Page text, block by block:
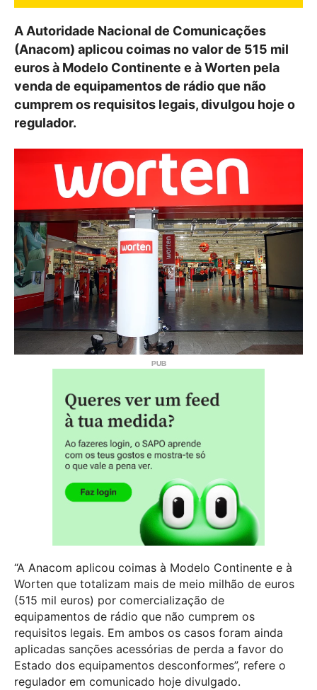
A Autoridade Nacional de Comunicações
(Anacom) aplicou coimas no valor de 515 mil
euros à Modelo Continente e à Worten pela
venda de equipamentos de rádio que não
cumprem os requisitos legais, divulgou hoje o
regulador.
“A Anacom aplicou coimas à Modelo Continente e à
Worten que totalizam mais de meio milhão de euros
(515 mil euros) por comercialização de
equipamentos de rádio que não cumprem os
requisitos legais. Em ambos os casos foram ainda
aplicadas sanções acessórias de perda a favor do
Estado dos equipamentos desconformes”, refere o
regulador em comunicado hoje divulgado.